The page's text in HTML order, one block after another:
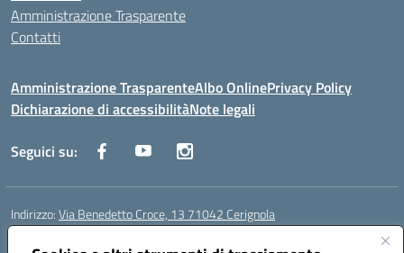
Amministrazione Trasparente
Contatti
Amministrazione TrasparenteAlbo OnlinePrivacy Policy
Dichiarazione di accessibilitàNote legali
Seguici su:
Indirizzo:Via Benedetto Croce, 13 71042 Cerignola
Centralino: